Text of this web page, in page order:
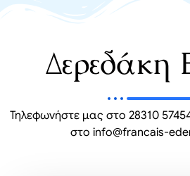
Δερεδάκη
Τηλεφωνήστε μας στο 28310
στο info@francais-